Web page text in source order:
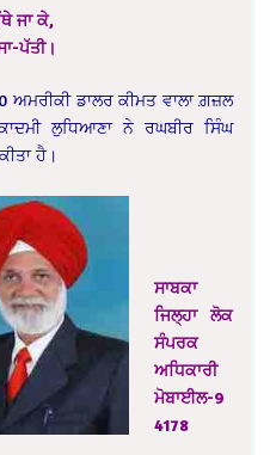
ਜਾ ਕੇ,
ਪੱਤੀ।
ਅਮਰੀਕੀ ਡਾਲਰ ਕੀਮਤ ਵਾਲਾ ਗ਼ਜ਼ਲ
ਲੁਧਿਆਣਾ ਨੇ ਰਘਬੀਰ ਸਿੰਘ
ਹੈ।
ਸਾਬਕਾ
ਜਿਲ੍ਹਾ ਲੋਕ
ਸੰਪਰਕ
ਅਧਿਕਾਰੀ
ਮੋਬਾਈਲ-9
4178